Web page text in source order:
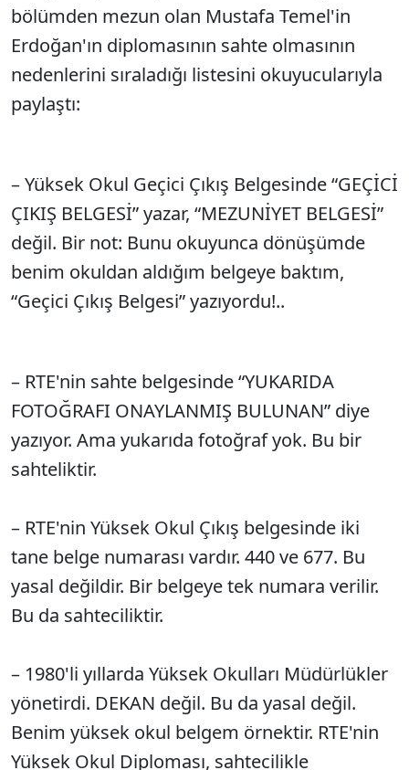
bölümden mezun olan Mustafa Temel'in
Erdoğan'ın diplomasının sahte olmasının
nedenlerini sıraladığı listesini okuyucularıyla
paylaştı:
– Yüksek Okul Geçici Çıkış Belgesinde “GEÇİCİ
ÇIKIŞ BELGESİ” yazar, “MEZUNİYET BELGESİ”
değil. Bir not: Bunu okuyunca dönüşümde
benim okuldan aldığım belgeye baktım,
“Geçici Çıkış Belgesi” yazıyordu!..
– RTE'nin sahte belgesinde “YUKARIDA
FOTOĞRAFI ONAYLANMIŞ BULUNAN” diye
yazıyor. Ama yukarıda fotoğraf yok. Bu bir
sahteliktir.
– RTE'nin Yüksek Okul Çıkış belgesinde iki
tane belge numarası vardır. 440 ve 677. Bu
yasal değildir. Bir belgeye tek numara verilir.
Bu da sahteciliktir.
– 1980'li yıllarda Yüksek Okulları Müdürlükler
yönetirdi. DEKAN değil. Bu da yasal değil.
Benim yüksek okul belgem örnektir. RTE'nin
Yüksek Okul Diploması, sahtecilikle